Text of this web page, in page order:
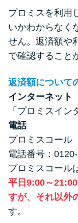
プロミスを利用
いかわからなく
せん。返済額や
で確認すること
返済額について
インターネット
「プロミスイン
電話
プロミスコール
電話番号：
プロミスコール
平日9:00～
すが、それ以外
す。